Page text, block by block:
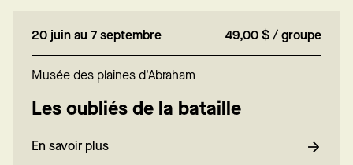
20 juin au 7 septembre 49,00 $ / groupe
Musée des plaines d'Abraham
Les oubliés de la bataille
En savoir plus